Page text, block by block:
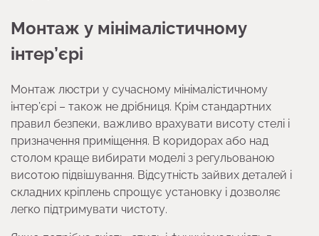
Монтаж у мінімалістичному
інтер’єрі
Монтаж люстри у сучасному мінімалістичному
інтер’єрі – також не дрібниця. Крім стандартних
правил безпеки, важливо врахувати висоту стелі і
призначення приміщення. В коридорах або над
столом краще вибирати моделі з регульованою
висотою підвішування. Відсутність зайвих деталей і
складних кріплень спрощує установку і дозволяє
легко підтримувати чистоту.